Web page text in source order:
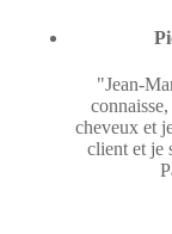
"Jean-
cheveux et
client et je